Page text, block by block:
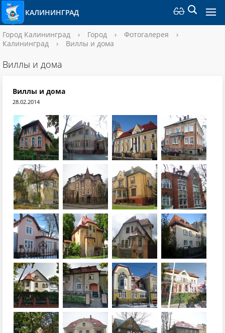
КАЛИНИНГРАД
Город Калининград › Город › Фотогалерея
›
Калининград
› Виллы и дома
Виллы и дома
Виллы и дома
28.02.2014